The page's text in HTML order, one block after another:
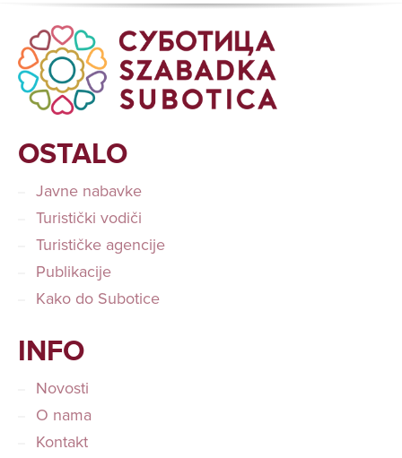
OSTALO
Javne nabavke
Turistički vodiči
Turističke agencije
Publikacije
Kako do Subotice
INFO
Novosti
O nama
Kontakt